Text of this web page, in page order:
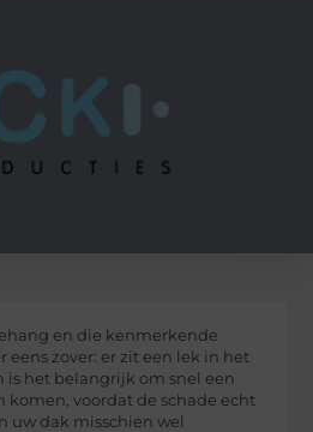
en die kenmerkende
eens zover: er zit een lek in het
is het belangrijk om snel een
komen, voordat de schade echt
uw dak misschien wel